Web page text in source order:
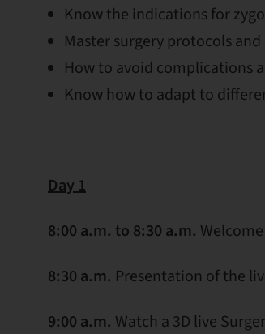
Know the indications for
Master surgery protocols
How to avoid complications
Know how to adapt to
Day 1
8:00 a.m. to 8:30 a.m. Welcome
8:30 a.m. Presentation of the
9:00 a.m. Watch a 3D live